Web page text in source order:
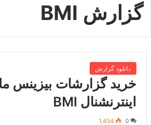
گزارش BMI
دانلود گزارش
خرید گزارشات بیزینس
اینترنشنال BMI
0
1,454